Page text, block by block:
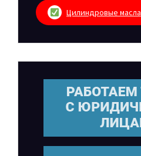
Цилиндровые масла